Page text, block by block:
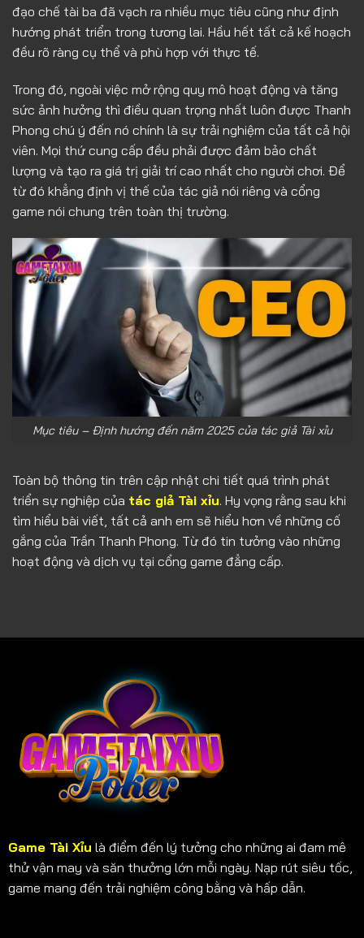
đạo chế tài ba đã vạch ra nhiều mục tiêu cũng như định
hướng phát triển trong tương lai. Hầu hết tất cả kế hoạch
đều rõ ràng cụ thể và phù hợp với thực tế.
Trong đó, ngoài việc mở rộng quy mô hoạt động và tăng
sức ảnh hưởng thì điều quan trọng nhất luôn được Thanh
Phong chú ý đến nó chính là sự trải nghiệm của tất cả hội
viên. Mọi thứ cung cấp đều phải được đảm bảo chất
lượng và tạo ra giá trị giải trí cao nhất cho người chơi. Để
từ đó khẳng định vị thế của tác giả nói riêng và cổng
game nói chung trên toàn thị trường.
Mục tiêu – Định hướng đến năm 2025 của tác giả Tài xỉu
Toàn bộ thông tin trên cập nhật chi tiết quá trình phát
triển sự nghiệp của tác giả Tài xỉu. Hy vọng rằng sau khi
tìm hiểu bài viết, tất cả anh em sẽ hiểu hơn về những cố
gắng của Trần Thanh Phong. Từ đó tin tưởng vào những
hoạt động và dịch vụ tại cổng game đẳng cấp.
Game Tài Xỉu là điểm đến lý tưởng cho những ai đam mê
thử vận may và săn thưởng lớn mỗi ngày. Nạp rút siêu tốc,
game mang đến trải nghiệm công bằng và hấp dẫn.